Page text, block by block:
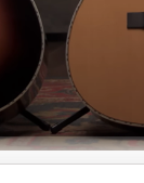
❄